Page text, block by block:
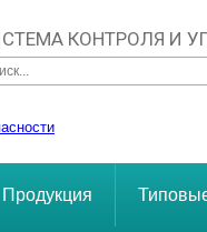
КОНТРОЛЯ И
Продукция